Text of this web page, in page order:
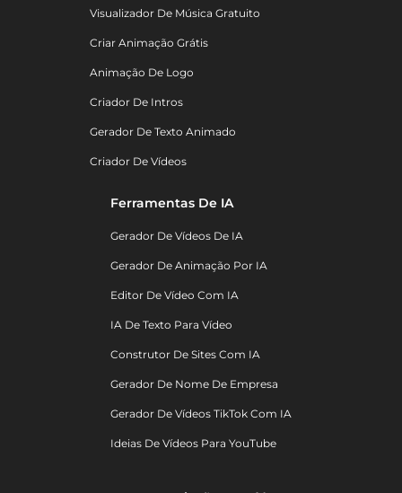
Visualizador De Música Gratuito
Criar Animação Grátis
Animação De Logo
Criador De Intros
Gerador De Texto Animado
Criador De Vídeos
Ferramentas De IA
Gerador De Vídeos De IA
Gerador De Animação Por IA
Editor De Vídeo Com IA
IA De Texto Para Vídeo
Construtor De Sites Com IA
Gerador De Nome De Empresa
Gerador De Vídeos TikTok Com IA
Ideias De Vídeos Para YouTube